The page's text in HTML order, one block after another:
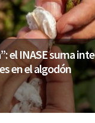
el INASE suma
en el algodón